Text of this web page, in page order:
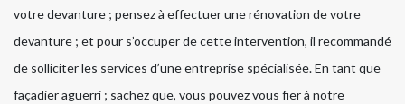
votre devanture ; pensez à effectuer une rénovation de votre
devanture ; et pour s’occuper de cette intervention, il recommandé
de solliciter les services d’une entreprise spécialisée. En tant que
façadier aguerri ; sachez que, vous pouvez vous fier à notre